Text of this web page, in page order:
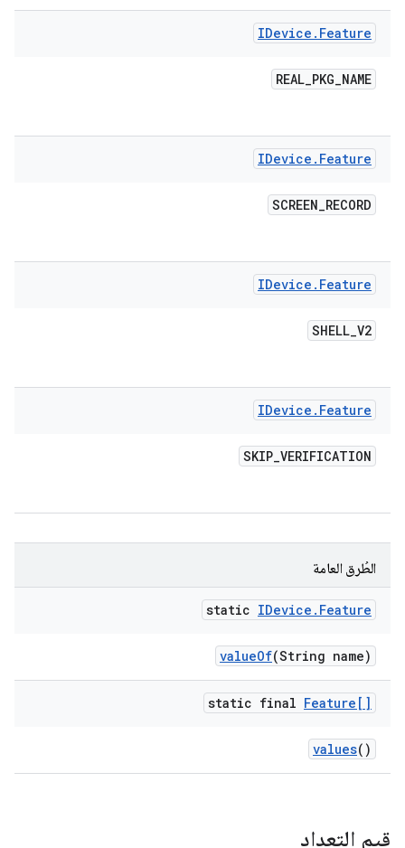
IDevice . Feature
REAL_PKG_NAME
IDevice . Feature
SCREEN_RECORD
IDevice . Feature
SHELL_V2
IDevice . Feature
SKIP_VERIFICATION
الطُرق العامة
static IDevice . Feature
valueOf(String name)
static final Feature[]
values()
قيم التعداد